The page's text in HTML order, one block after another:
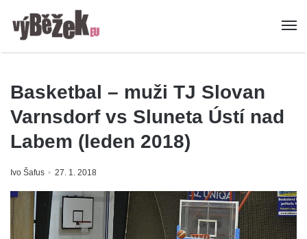
Basketbal – muži TJ Slovan
Varnsdorf vs Sluneta Ústí nad
Labem (leden 2018)
Ivo Šafus 27. 1. 2018